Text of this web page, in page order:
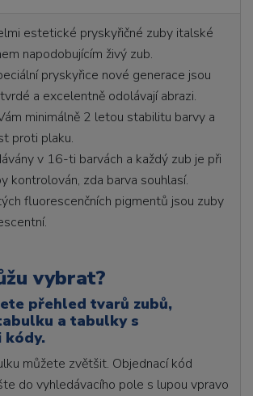
estetické pryskyřičné zuby italské
napodobujícím živý zub.
pryskyřice nové generace jsou
a excelentně odolávají abrazi.
minimálně 2 letou stabilitu barvy a
proti plaku.
v 16-ti barvách a každý zub je při
kontrolován, zda barva souhlasí.
fluorescenčních pigmentů jsou zuby
vybrat?
přehled tvarů zubů,
a tabulky s
kódy.
můžete zvětšit. Objednací kód
do vyhledávacího pole s lupou vpravo